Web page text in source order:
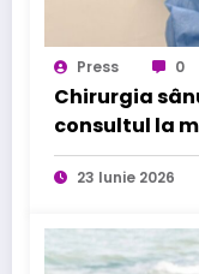
Press 0
Chirurgia
consultul la
23 Iunie 2026